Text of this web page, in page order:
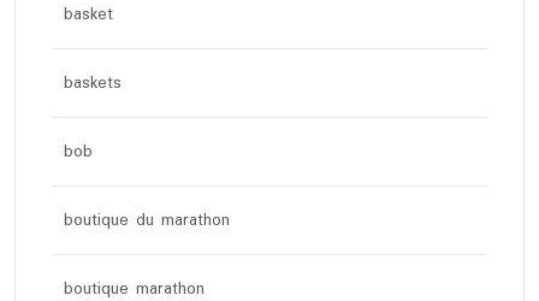
basket
baskets
bob
boutique du marathon
boutique marathon